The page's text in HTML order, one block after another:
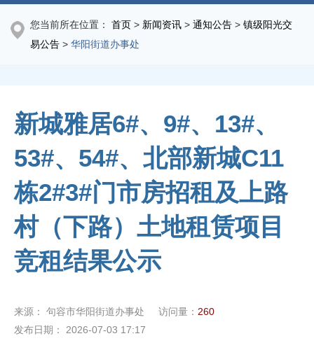
您当前所在位置： 首页 > 新闻资讯 > 通知公告 > 镇级阳光交
易公告 > 华阳街道办事处
新城雅居6#、9#、13#、
53#、54#、北部新城C11
栋2#3#门市房招租及上路
村（下路）土地租赁项目
竞租结果公示
来源： 句容市华阳街道办事处 访问量： 260
发布日期：
2026-07-03 17:17